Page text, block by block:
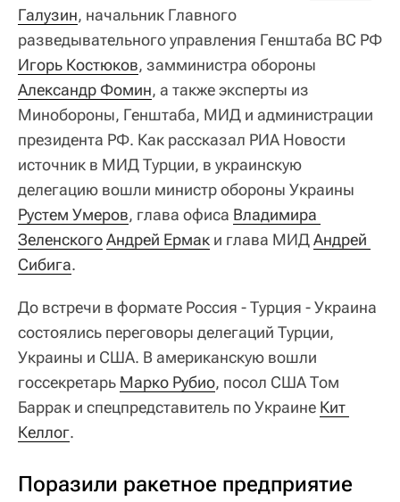
Галузин, начальник Главного
разведывательного управления Генштаба ВС РФ
Игорь Костюков, замминистра обороны
Александр Фомин, а также эксперты из
Минобороны, Генштаба, МИД и администрации
президента РФ. Как рассказал РИА Новости
источник в МИД Турции, в украинскую
делегацию вошли министр обороны Украины
Рустем Умеров, глава офиса Владимира
ЗеленскогоАндрей Ермак и глава МИДАндрей
Сибига.
До встречи в формате Россия - Турция - Украина
состоялись переговоры делегаций Турции,
Украины и США. В американскую вошли
госсекретарь Марко Рубио, посол США Том
Баррак и спецпредставитель по Украине Кит
Келлог.
Поразили ракетное предприятие